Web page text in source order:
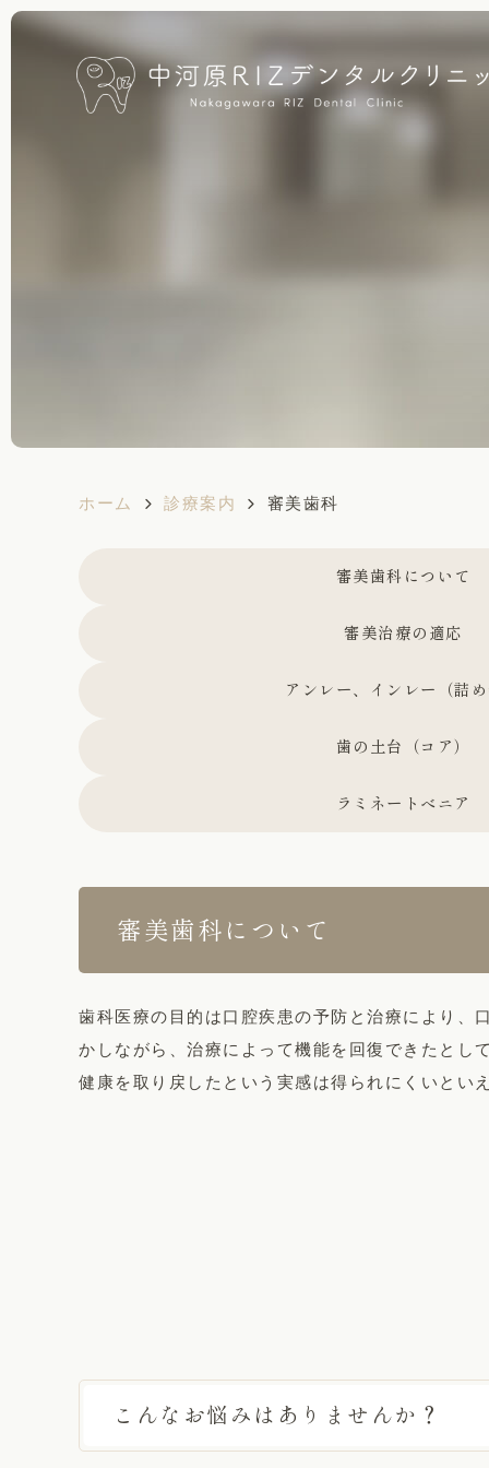
ホーム 診療案内 審美歯科
審美歯科について
審美治療の適応
アンレー、インレー（詰
歯の土台（コア）
ラミネートべニア
審美歯科について
歯科医療の目的は口腔疾患の予防と治療により、
かしながら、治療によって機能を回復できたとし
健康を取り戻したという実感は得られにくいとい
こんなお悩みはありませんか？